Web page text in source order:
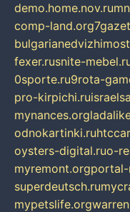
demo.home.nov.ru
comp-land.org
fexer.rusnite-
0sporte.ru9rota-
pro-kirpichi.ru
mynances.org
odnokartinki.ru
oysters-digital.ruo-
myremont.orgportal-
superdeutsch.ru
mypetslife.org